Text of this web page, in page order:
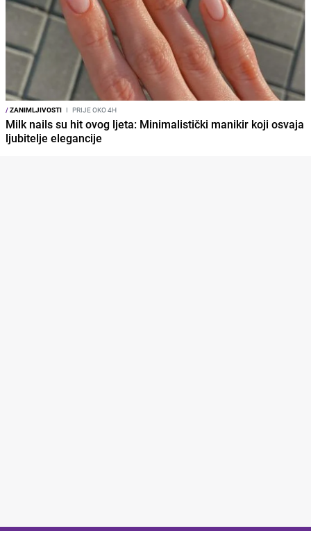
/ZANIMLJIVOSTI I PRIJE OKO 4H
Milk nails su hit ovog ljeta: Minimalistički manikir koji osvaja
ljubitelje elegancije